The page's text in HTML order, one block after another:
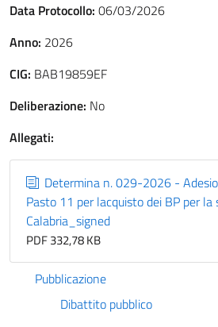
Data Protocollo: 06/03/2026
Anno: 2026
CIG: BAB19859EF
Deliberazione: No
Allegati:
Determina n. 029-2026 -
Pasto 11 per lacquisto dei BP per la
Calabria_signed
PDF 332,78 KB
Pubblicazione
Dibattito pubblico